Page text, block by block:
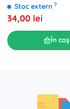
Stoc extern ?
34,00 lei
În coș